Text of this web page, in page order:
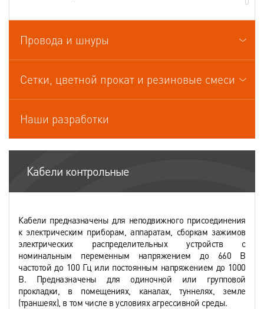
Кабели судовые
Кабели термоэлектродные
Провода и шнуры
Сетки, цветной прокат и резиновые смеси
Наши разработки
Кабели контрольные
Кабели предназначены для неподвижного присоединения
к электрическим приборам, аппаратам, сборкам зажимов
электрических распределительных устройств с
номинальным переменным напряжением до 660 В
частотой до 100 Гц или постоянным напряжением до 1000
В. Предназначены для одиночной или групповой
прокладки, в помещениях, каналах, туннелях, земле
(траншеях), в том числе в условиях агрессивной среды.